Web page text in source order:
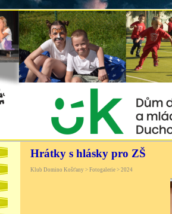
Hrátky s hlásky pro ZŠ
Klub Domino Košťany > Fotogalerie > 2024